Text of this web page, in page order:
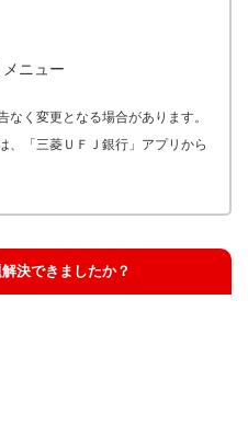
なく変更となる場合があります。
、「三菱ＵＦＪ銀行」アプリから
決できましたか？